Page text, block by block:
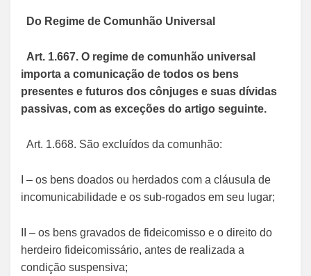
Do Regime de Comunhão Universal
Art. 1.667. O regime de comunhão universal
importa a comunicação de todos os bens
presentes e futuros dos cônjuges e suas dívidas
passivas, com as exceções do artigo seguinte.
Art. 1.668. São excluídos da comunhão:
I – os bens doados ou herdados com a cláusula de
incomunicabilidade e os sub-rogados em seu lugar;
II – os bens gravados de fideicomisso e o direito do
herdeiro fideicomissário, antes de realizada a
condição suspensiva;